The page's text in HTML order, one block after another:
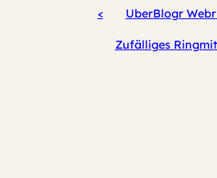
< UberBlogr
Zufälliges